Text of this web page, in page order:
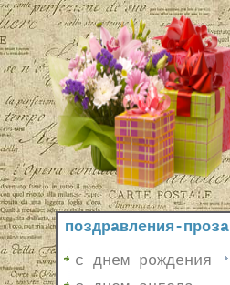
поздравления-проза
с днем рождения